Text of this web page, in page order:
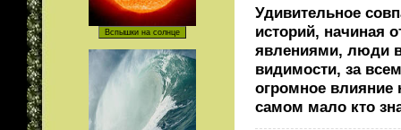
Удивительное
историй, начиная
явлениями, люди
видимости, за
огромное влияние
самом мало кто